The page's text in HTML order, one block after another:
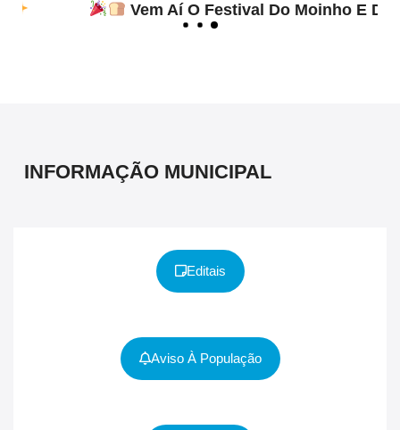
Vem Aí O Festival Do Moinho E Do Pão!
INFORMAÇÃO MUNICIPAL
Editais
Aviso À População